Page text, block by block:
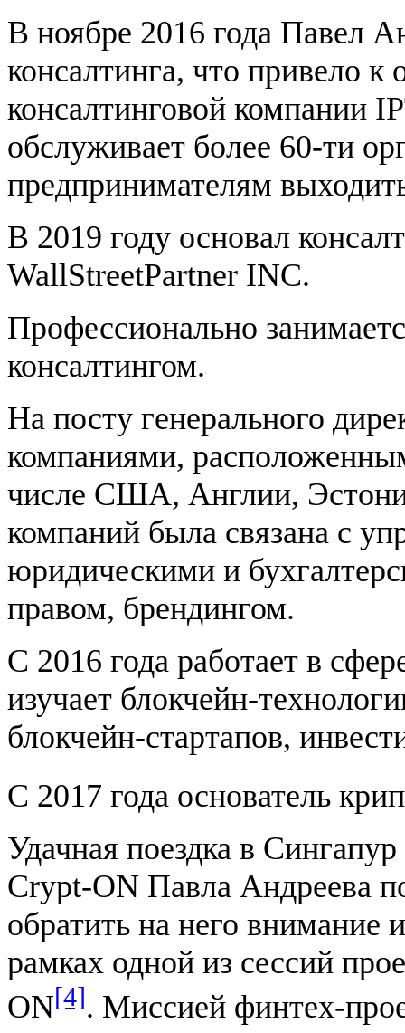
В ноябре 2016 года Павел
консалтинга, что привело
консалтинговой компании
обслуживает более 60-ти
предпринимателям
В 2019 году основал
WallStreetPartner INC.
Профессионально
консалтингом.
На посту генерального
компаниями,
числе США, Англии,
компаний была связана с
юридическими и
правом, брендингом.
С 2016 года работает в
изучает блокчейн-
блокчейн-стартапов,
С 2017 года основатель
Удачная поездка в
Crypt-ON Павла Андреева
обратить на него внимание
рамках одной из сессий
ON[4]. Миссией финтех-